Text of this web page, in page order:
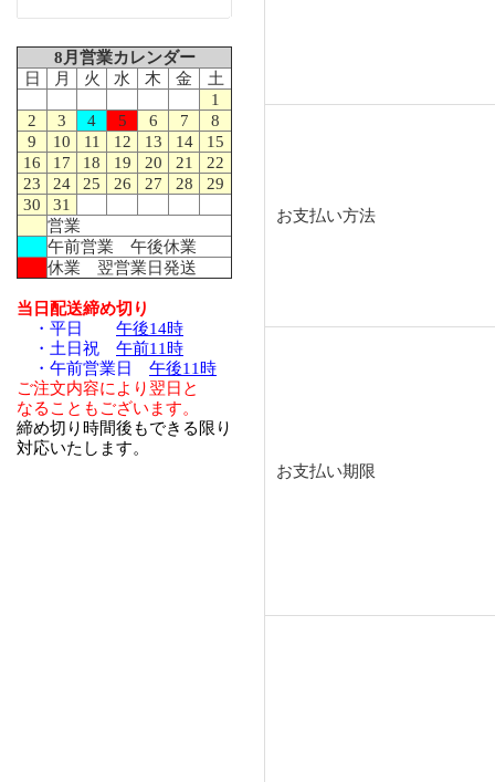
8月営業カレンダー
日
月 火 水 木 金
土
1
2
3 4 5 6 7
8
9
10 11 12 13 14
15
16
17 18 19 20 21
22
23
24 25 26 27 28
29
30
31
営業
午前営業 午後休業
休業 翌営業日発送
当日配送締め切り
・平日 午後14時
・土日祝 午前11時
・午前営業日 午後11時
ご注文内容により翌日と
なることもございます。
締め切り時間後もできる限り
対応いたします。
お支払い方法
お支払い期限